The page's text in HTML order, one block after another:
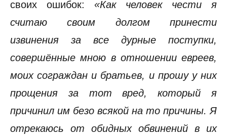
своих ошибок: «Как человек чести я
считаю своим долгом принести
извинения за все дурные поступки,
совершённые мною в отношении евреев,
моих сограждан и братьев, и прошу у них
прощения за тот вред, который я
причинил им безо всякой на то причины. Я
отрекаюсь от обидных обвинений в их